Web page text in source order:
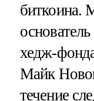
биткоина.
хедж-
Майк
течение